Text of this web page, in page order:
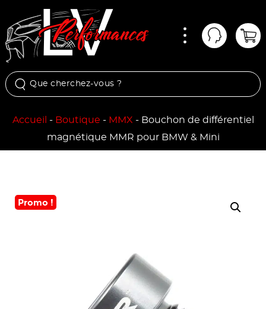
Mon
Accueil - Boutique - MMX - Bouchon de différentiel
magnétique MMR pour BMW & Mini
Promo !